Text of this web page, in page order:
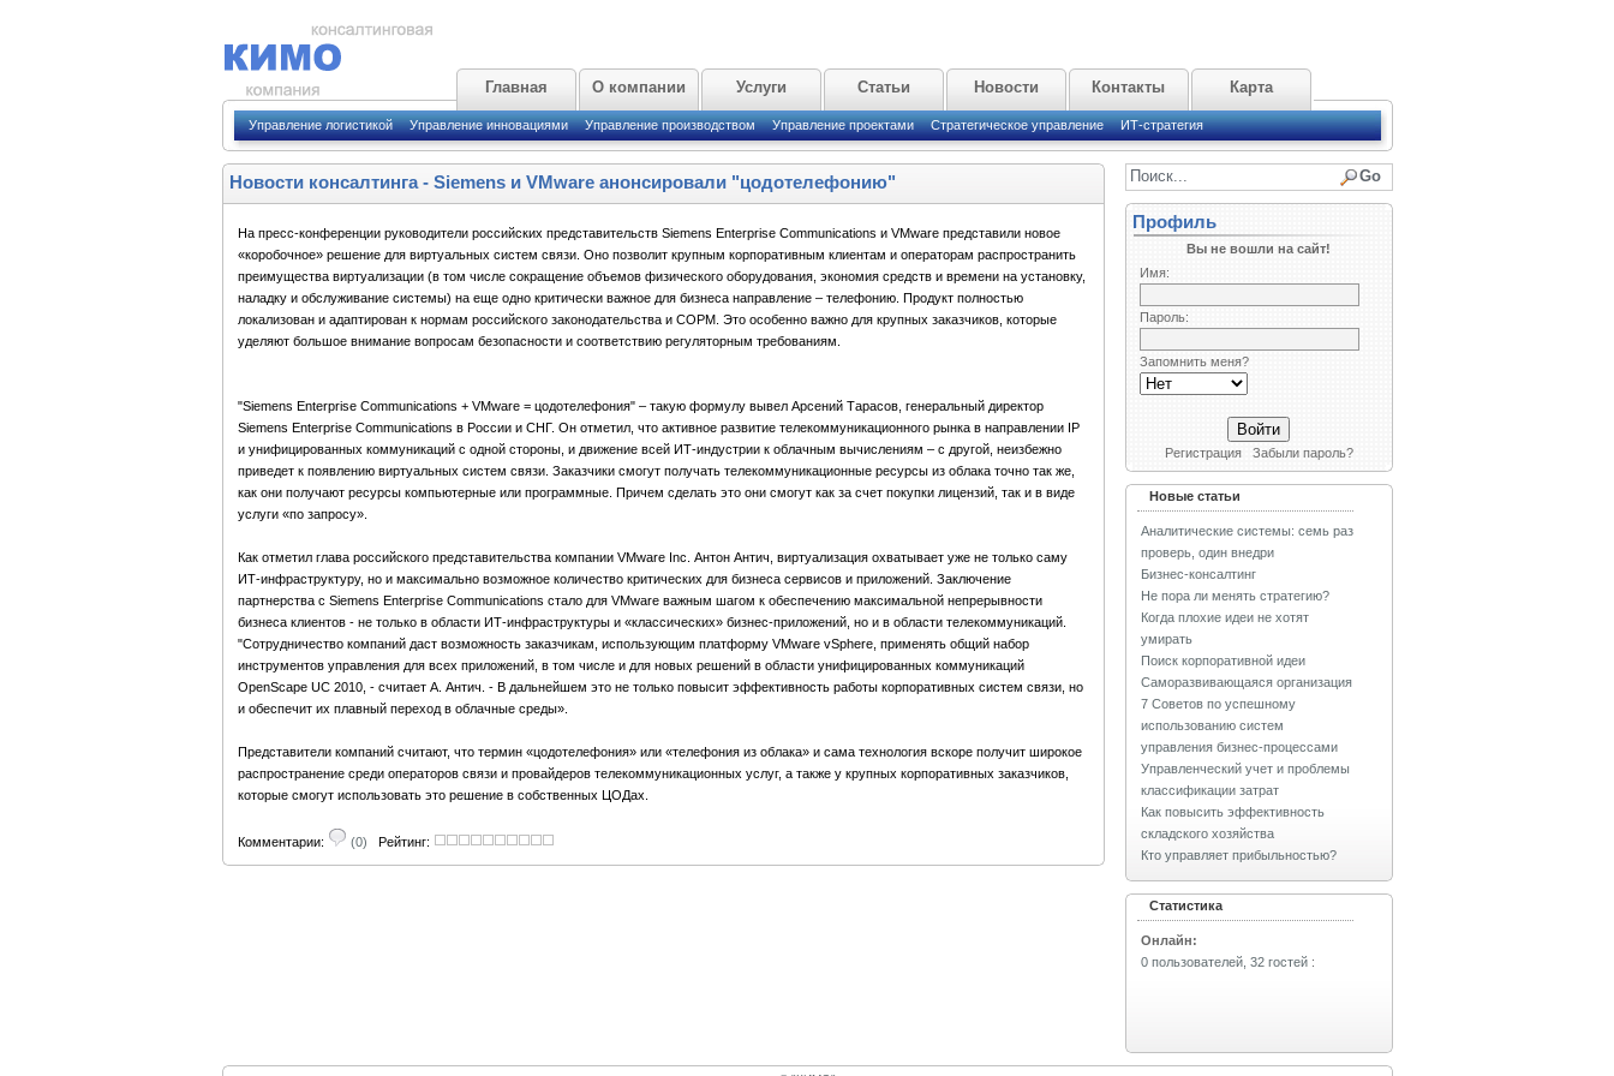
Главная О компании Услуги Статьи Новости Контакты Карта
Управление логистикой Управление инновациями Управление производством Управление проектами Стратегическое управление ИТ-стратегия
Новости консалтинга- Siemens и VMware анонсировали "цодотелефонию"
На пресс-конференции руководители российских представительств Siemens Enterprise Communications и VMware представили новое
«коробочное» решение для виртуальных систем связи. Оно позволит крупным корпоративным клиентам и операторам распространить
преимущества виртуализации (в том числе сокращение объемов физического оборудования, экономия средств и времени на установку,
наладку и обслуживание системы) на еще одно критически важное для бизнеса направление – телефонию. Продукт полностью
локализован и адаптирован к нормам российского законодательства и СОРМ. Это особенно важно для крупных заказчиков, которые
уделяют большое внимание вопросам безопасности и соответствию регуляторным требованиям.
"Siemens Enterprise Communications + VMware = цодотелефония" – такую формулу вывел Арсений Тарасов, генеральный директор
Siemens Enterprise Communications в России и СНГ. Он отметил, что активное развитие телекоммуникационного рынка в направлении IP
и унифицированных коммуникаций с одной стороны, и движение всей ИТ-индустрии к облачным вычислениям – с другой, неизбежно
приведет к появлению виртуальных систем связи. Заказчики смогут получать телекоммуникационные ресурсы из облака точно так же,
как они получают ресурсы компьютерные или программные. Причем сделать это они смогут как за счет покупки лицензий, так и в виде
услуги «по запросу».
Как отметил глава российского представительства компании VMware Inc. Антон Антич, виртуализация охватывает уже не только саму
ИТ-инфраструктуру, но и максимально возможное количество критических для бизнеса сервисов и приложений. Заключение
партнерства с Siemens Enterprise Communications стало для VMware важным шагом к обеспечению максимальной непрерывности
бизнеса клиентов - не только в области ИТ-инфраструктуры и «классических» бизнес-приложений, но и в области телекоммуникаций.
"Сотрудничество компаний даст возможность заказчикам, использующим платформу VMware vSphere, применять общий набор
инструментов управления для всех приложений, в том числе и для новых решений в области унифицированных коммуникаций
OpenScape UC 2010, - считает А. Антич. - В дальнейшем это не только повысит эффективность работы корпоративных систем связи, но
и обеспечит их плавный переход в облачные среды».
Представители компаний считают, что термин «цодотелефония» или «телефония из облака» и сама технология вскоре получит широкое
распространение среди операторов связи и провайдеров телекоммуникационных услуг, а также у крупных корпоративных заказчиков,
которые смогут использовать это решение в собственных ЦОДах.
Комментарии: (0) Рейтинг:
Профиль
Вы не вошли на сайт!
Имя:
Пароль:
Запомнить меня?
Регистрация Забыли пароль?
Новые статьи
Аналитические системы: семь раз
проверь, один внедри
Бизнес-консалтинг
Не пора ли менять стратегию?
Когда плохие идеи не хотят
умирать
Поиск корпоративной идеи
Саморазвивающаяся организация
7 Советов по успешному
использованию систем
управления бизнес-процессами
Управленческий учет и проблемы
классификации затрат
Как повысить эффективность
складского хозяйства
Кто управляет прибыльностью?
Статистика
Онлайн:
0 пользователей, 32 гостей: